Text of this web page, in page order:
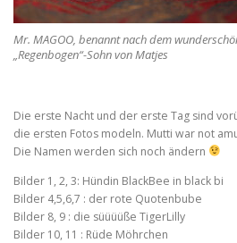
Mr. MAGOO, benannt nach dem
„Regenbogen“-Sohn von Matjes
Die erste Nacht und der erste Tag sind
die ersten Fotos modeln. Mutti war not
Die Namen werden sich noch ändern
Bilder 1, 2, 3: Hündin BlackBee in black bi
Bilder 4,5,6,7 : der rote Quotenbube
Bilder 8, 9 : die süüüüße TigerLilly
Bilder 10, 11 : Rüde Möhrchen